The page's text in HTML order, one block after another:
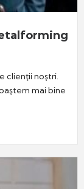
clienţii noştri.
mai bine